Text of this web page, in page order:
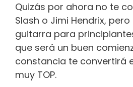
Quizás por ahora no te
Slash o Jimi Hendrix,
guitarra para
que será un buen
constancia te convertirá
muy TOP.